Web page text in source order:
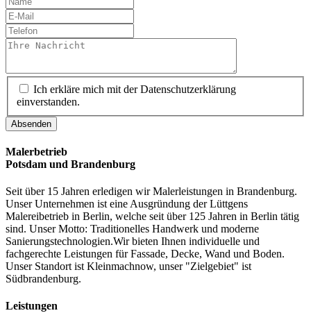
Ich erkläre mich mit der Datenschutzerklärung
einverstanden.
Absenden
Malerbetrieb
Potsdam und Brandenburg
Seit über 15 Jahren erledigen wir Malerleistungen in Brandenburg.
Unser Unternehmen ist eine Ausgründung der Lüttgens
Malereibetrieb in Berlin, welche seit über 125 Jahren in Berlin tätig
sind. Unser Motto: Traditionelles Handwerk und moderne
Sanierungstechnologien.Wir bieten Ihnen individuelle und
fachgerechte Leistungen für Fassade, Decke, Wand und Boden.
Unser Standort ist Kleinmachnow, unser "Zielgebiet" ist
Südbrandenburg.
Leistungen